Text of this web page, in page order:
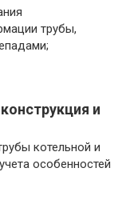
трубы,
и
котельной и
особенностей